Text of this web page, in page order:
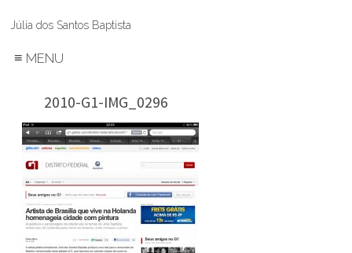
Júlia dos Santos Baptista
≡ MENU
2010-G1-IMG_0296